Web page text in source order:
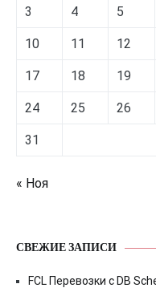
3 4 5
10 11 12
17 18 19
24 25 26
31
« Ноя
СВЕЖИЕ ЗАПИСИ
FCL Перевозки с DB